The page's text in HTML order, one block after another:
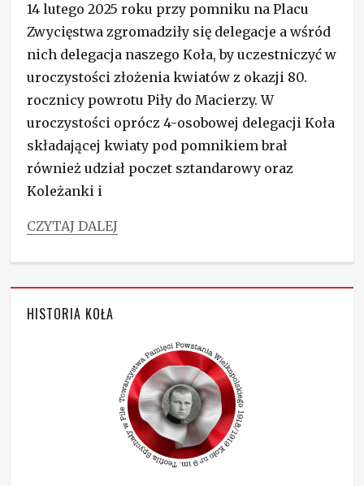
14 lutego 2025 roku przy pomniku na Placu
Zwycięstwa zgromadziły się delegacje a wśród
nich delegacja naszego Koła, by uczestniczyć w
uroczystości złożenia kwiatów z okazji 80.
rocznicy powrotu Piły do Macierzy. W
uroczystości oprócz 4-osobowej delegacji Koła
składającej kwiaty pod pomnikiem brał
również udział poczet sztandarowy oraz
Koleżanki i
CZYTAJ DALEJ
Aktualności
HISTORIA KOŁA